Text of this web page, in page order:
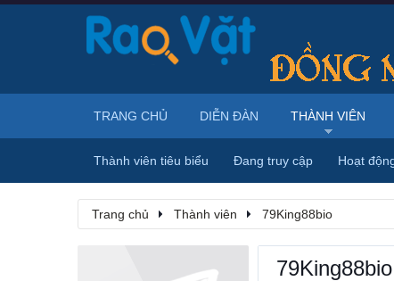
Trang chủ Thành viên 79King88bio
79King88bio
TRANG CHỦ DIỄN ĐÀN THÀNH VIÊN
Thành viên tiêu biểu Đang truy cập Hoạt